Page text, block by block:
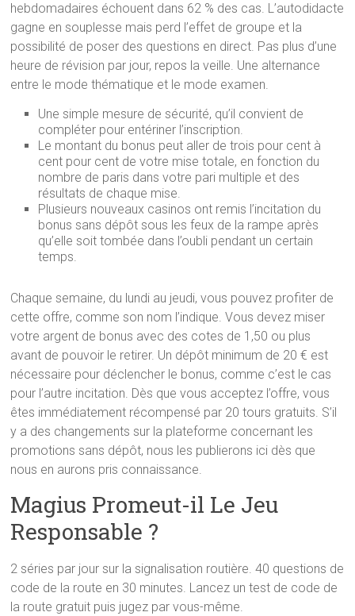
hebdomadaires échouent dans 62 % des cas. L’autodidacte
gagne en souplesse mais perd l’effet de groupe et la
possibilité de poser des questions en direct. Pas plus d’une
heure de révision par jour, repos la veille. Une alternance
entre le mode thématique et le mode examen.
Une simple mesure de sécurité, qu’il convient de
compléter pour entériner l’inscription.
Le montant du bonus peut aller de trois pour cent à
cent pour cent de votre mise totale, en fonction du
nombre de paris dans votre pari multiple et des
résultats de chaque mise.
Plusieurs nouveaux casinos ont remis l’incitation du
bonus sans dépôt sous les feux de la rampe après
qu’elle soit tombée dans l’oubli pendant un certain
temps.
Chaque semaine, du lundi au jeudi, vous pouvez profiter de
cette offre, comme son nom l’indique. Vous devez miser
votre argent de bonus avec des cotes de 1,50 ou plus
avant de pouvoir le retirer. Un dépôt minimum de 20 € est
nécessaire pour déclencher le bonus, comme c’est le cas
pour l’autre incitation. Dès que vous acceptez l’offre, vous
êtes immédiatement récompensé par 20 tours gratuits. S’il
y a des changements sur la plateforme concernant les
promotions sans dépôt, nous les publierons ici dès que
nous en aurons pris connaissance.
Magius Promeut-il Le Jeu
Responsable ?
2 séries par jour sur la signalisation routière. 40 questions de
code de la route en 30 minutes. Lancez un test de code de
la route gratuit puis jugez par vous-même.